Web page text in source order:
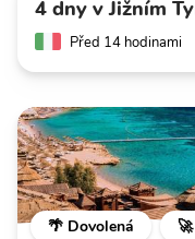
4 dny v Jižním
Před 14 hodinami
🌴 Dovolená